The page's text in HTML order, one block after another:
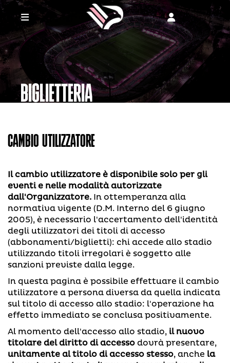
BIGLIETTERIA
CAMBIO UTILIZZATORE
Il cambio utilizzatore è disponibile solo per gli
eventi e nelle modalità autorizzate
dall'Organizzatore. In ottemperanza alla
normativa vigente (D.M. Interno del 6 giugno
2005), è necessario l'accertamento dell'identità
degli utilizzatori dei titoli di accesso
(abbonamenti/biglietti): chi accede allo stadio
utilizzando titoli irregolari è soggetto alle
sanzioni previste dalla legge.
In questa pagina è possibile effettuare il cambio
utilizzatore a persona diversa da quella indicata
sul titolo di accesso allo stadio: l'operazione ha
effetto immediato se conclusa positivamente.
Al momento dell'accesso allo stadio, il nuovo
titolare del diritto di accesso dovrà presentare,
unitamente al titolo di accesso stesso, anche la